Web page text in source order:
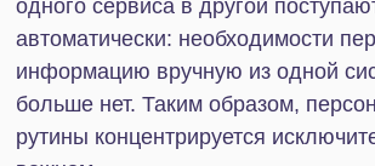
Модуль включает преднастроенных Роботов и
Триггеры, позволяющие автоматизировать запуск
передачи информации, а также выполнение
различных операций при определенных событиях
в одной из систем.